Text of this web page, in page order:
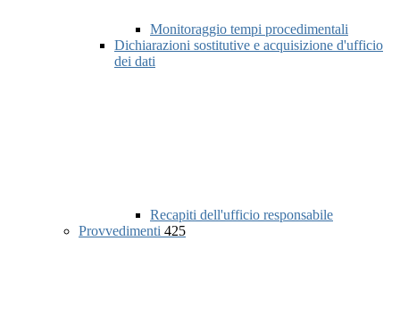
Monitoraggio tempi procedimentali
Dichiarazioni sostitutive e acquisizione d'ufficio
dei dati
Recapiti dell'ufficio responsabile
Provvedimenti 425